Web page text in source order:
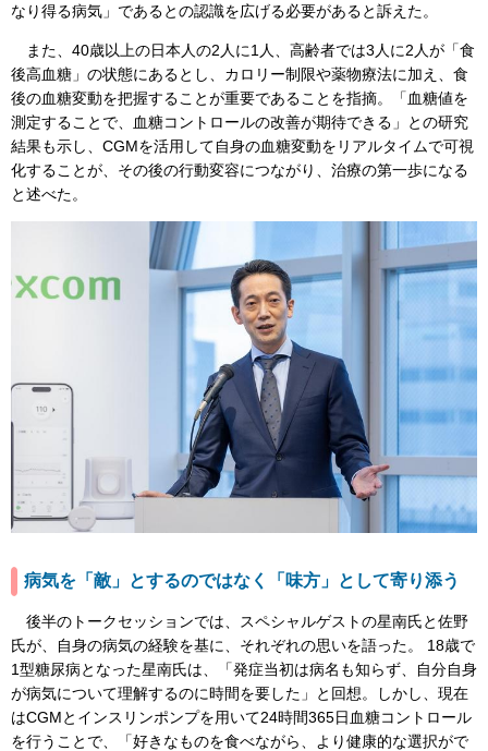
なり得る病気」であるとの認識を広げる必要があると訴えた。
また、40歳以上の日本人の2人に1人、高齢者では3人に2人が「食
後高血糖」の状態にあるとし、カロリー制限や薬物療法に加え、食
後の血糖変動を把握することが重要であることを指摘。「血糖値を
測定することで、血糖コントロールの改善が期待できる」との研究
結果も示し、CGMを活用して自身の血糖変動をリアルタイムで可視
化することが、その後の行動変容につながり、治療の第一歩になる
と述べた。
病気を「敵」とするのではなく「味方」として寄り添う
後半のトークセッションでは、スペシャルゲストの星南氏と佐野
氏が、自身の病気の経験を基に、それぞれの思いを語った。 18歳で
1型糖尿病となった星南氏は、「発症当初は病名も知らず、自分自身
が病気について理解するのに時間を要した」と回想。しかし、現在
はCGMとインスリンポンプを用いて24時間365日血糖コントロール
を行うことで、「好きなものを食べながら、より健康的な選択がで